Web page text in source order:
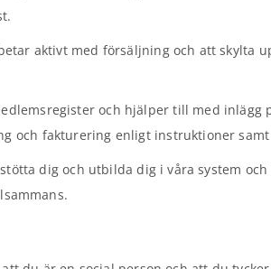
aktivt med försäljning och att skylta
och hjälper till med inlägg
och fakturering enligt instruktioner
dig och utbilda dig i våra system